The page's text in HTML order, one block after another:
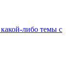
либо темы с